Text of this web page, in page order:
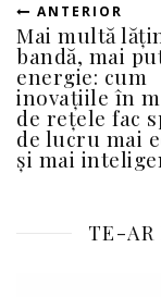
ANTERIOR
Mai multă
bandă, mai
energie: cum
inovațiile în
de rețele fac
de lucru mai
și mai
TE-AR